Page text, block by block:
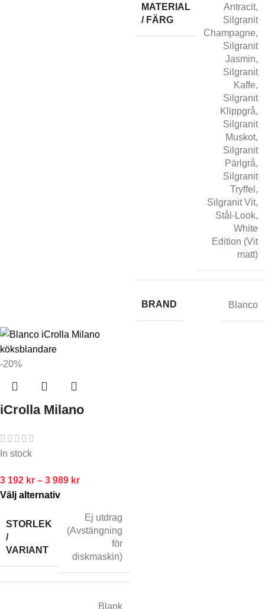
MATERIAL
/ FÄRG
Antracit,
Silgranit
Champagne,
Silgranit
Jasmin,
Silgranit
Kaffe,
Silgranit
Klippgrå,
Silgranit
Muskot,
Silgranit
Pärlgrå,
Silgranit
Tryffel ,
Silgranit Vit,
Stål-Look,
White
Edition (Vit
matt)
BRAND Blanco
-20%
iCrolla Milano
In stock
3 192 kr – 3 989 kr
Välj alternativ
STORLEK
/
VARIANT
Ej utdrag
(Avstängning
för
diskmaskin)
Blank